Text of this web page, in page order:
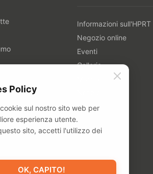
Informazioni sull'HPRT
Negozio online
Eventi
Galleria
Blog
Policy
sul nostro sito web per
esperienza utente.
sito, accetti l'utilizzo dei
OK, CAPITO!